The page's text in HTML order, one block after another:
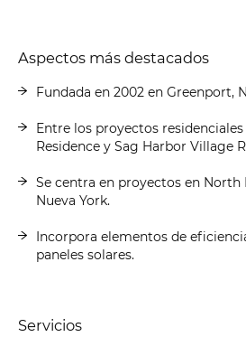
Aspectos más destacados
Fundada en 2002 en Greenport,
Entre los proyectos
Residence y Sag Harbor Village
Se centra en proyectos en North
Nueva York.
Incorpora elementos de
paneles solares.
Servicios